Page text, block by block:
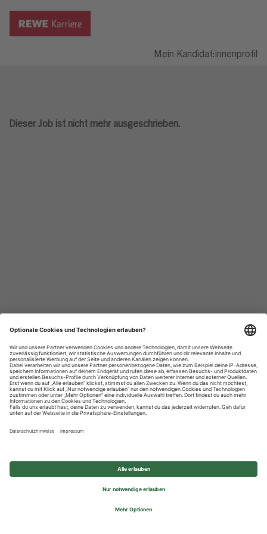
Mein Kandidat:innenprofil
Dieser Job ist nicht mehr ausgeschrieben.
Datenschutzhinweise
Impressum
Privatsphäre-Einstellungen
© 2026 REWE Group - All rights reserved